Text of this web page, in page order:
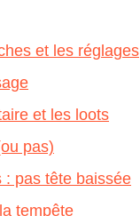
et les réglages
et les loots
pas)
: pas tête baissée
tempête